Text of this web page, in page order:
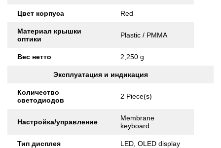
Цвет корпуса Red
Материал крышки
оптики
Plastic / PMMA
Вес нетто 2,250 g
Эксплуатация и индикация
Количество
светодиодов
2 Piece(s)
Настройка/управление
Membrane
keyboard
Тип дисплея LED, OLED display